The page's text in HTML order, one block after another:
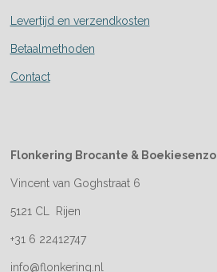
Levertijd en verzendkosten
Betaalmethoden
Contact
Flonkering Brocante & Boekiesenzo
Vincent van Goghstraat 6
5121 CL Rijen
+31 6 22412747
info@flonkering.nl